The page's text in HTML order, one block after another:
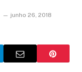
junho 26, 2018